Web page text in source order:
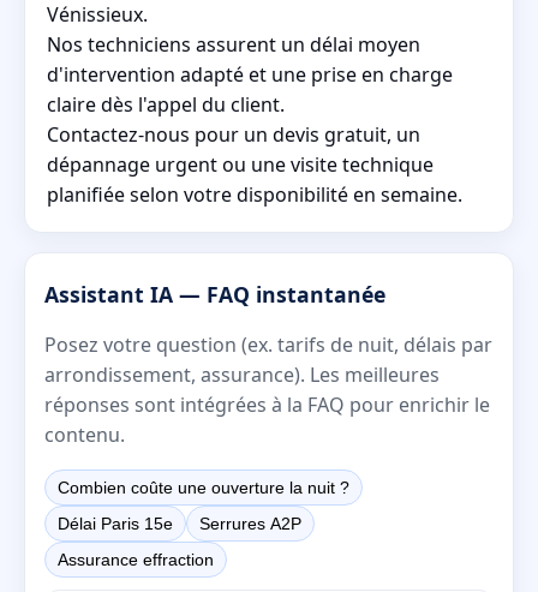
Vénissieux.
Nos techniciens assurent un délai moyen
d'intervention adapté et une prise en charge
claire dès l'appel du client.
Contactez-nous pour un devis gratuit, un
dépannage urgent ou une visite technique
planifiée selon votre disponibilité en semaine.
Assistant IA — FAQ instantanée
Posez votre question (ex. tarifs de nuit, délais par
arrondissement, assurance). Les meilleures
réponses sont intégrées à la FAQ pour enrichir le
contenu.
Combien coûte une ouverture la nuit ?
Délai Paris 15e
Serrures A2P
Assurance effraction